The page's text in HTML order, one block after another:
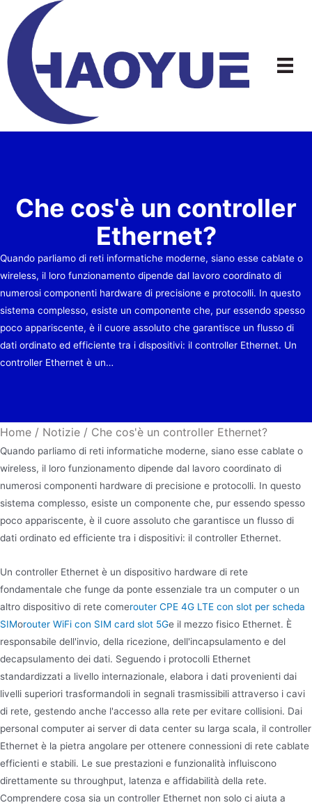
contenuto
Che cos'è un controller
Ethernet?
Quando parliamo di reti informatiche moderne, siano esse cablate o
wireless, il loro funzionamento dipende dal lavoro coordinato di
numerosi componenti hardware di precisione e protocolli. In questo
sistema complesso, esiste un componente che, pur essendo spesso
poco appariscente, è il cuore assoluto che garantisce un flusso di
dati ordinato ed efficiente tra i dispositivi: il controller Ethernet. Un
controller Ethernet è un…
Home / Notizie / Che cos'è un controller Ethernet?
Quando parliamo di reti informatiche moderne, siano esse cablate o
wireless, il loro funzionamento dipende dal lavoro coordinato di
numerosi componenti hardware di precisione e protocolli. In questo
sistema complesso, esiste un componente che, pur essendo spesso
poco appariscente, è il cuore assoluto che garantisce un flusso di
dati ordinato ed efficiente tra i dispositivi: il controller Ethernet.
Un controller Ethernet è un dispositivo hardware di rete
fondamentale che funge da ponte essenziale tra un computer o un
altro dispositivo di rete comerouter CPE 4G LTE con slot per scheda
SIMorouter WiFi con SIM card slot 5Ge il mezzo fisico Ethernet. È
responsabile dell'invio, della ricezione, dell'incapsulamento e del
decapsulamento dei dati. Seguendo i protocolli Ethernet
standardizzati a livello internazionale, elabora i dati provenienti dai
livelli superiori trasformandoli in segnali trasmissibili attraverso i cavi
di rete, gestendo anche l'accesso alla rete per evitare collisioni. Dai
personal computer ai server di data center su larga scala, il controller
Ethernet è la pietra angolare per ottenere connessioni di rete cablate
efficienti e stabili. Le sue prestazioni e funzionalità influiscono
direttamente su throughput, latenza e affidabilità della rete.
Comprendere cosa sia un controller Ethernet non solo ci aiuta a